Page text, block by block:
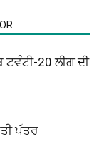
20 ਲੀਗ ਦੀ
ਪੱਤਰ